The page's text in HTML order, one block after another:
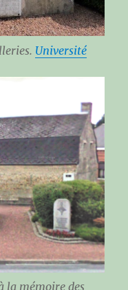
Université
la mémoire des